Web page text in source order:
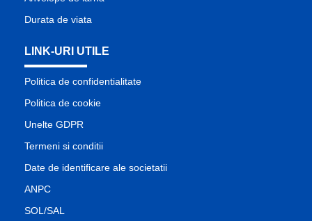
Durata de viata
LINK-URI UTILE
Politica de confidentialitate
Politica de cookie
Unelte GDPR
Termeni si conditii
Date de identificare ale societatii
ANPC
SOL/SAL